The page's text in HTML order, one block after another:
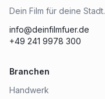
Dein Film für deine Stadt.
info@deinfilmfuer.de
+49 241 9978 300
Branchen
Handwerk